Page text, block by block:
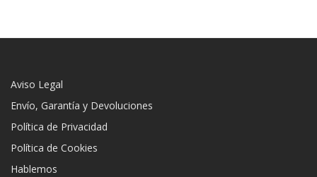
Aviso Legal
Envío, Garantía y Devoluciones
Política de Privacidad
Política de Cookies
Hablemos